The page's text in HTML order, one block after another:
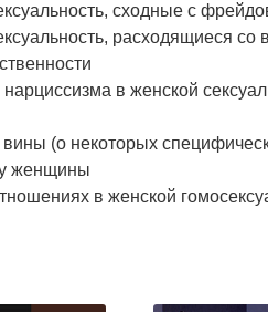
сходные с
расходящиеся со
в женской
(о некоторых
у женщины
в женской